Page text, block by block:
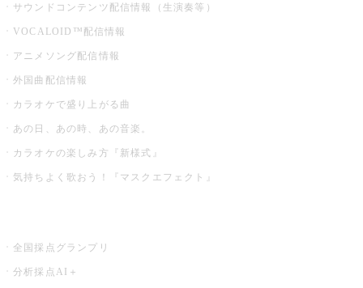
サウンドコンテンツ配信情報（生演奏等）
VOCALOID™配信情報
アニメソング配信情報
外国曲配信情報
カラオケで盛り上がる曲
あの日、あの時、あの音楽。
カラオケの楽しみ方『新様式』
気持ちよく歌おう！『マスクエフェクト』
全国採点グランプリ
分析採点AI＋